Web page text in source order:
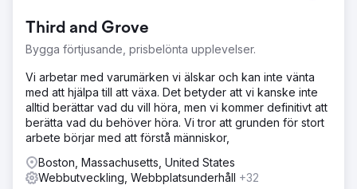
Gå till byråsida
Third and Grove
Bygga förtjusande, prisbelönta upplevelser.
Vi arbetar med varumärken vi älskar och kan inte vänta
med att hjälpa till att växa. Det betyder att vi kanske inte
alltid berättar vad du vill höra, men vi kommer definitivt att
berätta vad du behöver höra. Vi tror att grunden för stort
arbete börjar med att förstå människor,
Boston, Massachusetts, United States
Webbutveckling, Webbplatsunderhåll +32